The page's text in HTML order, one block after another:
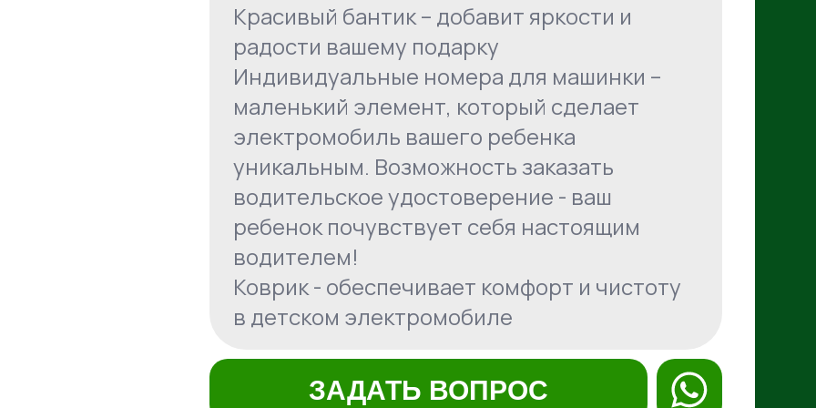
Красивый бантик – добавит яркости и
радости вашему подарку
Индивидуальные номера для машинки –
маленький элемент, который сделает
электромобиль вашего ребенка
уникальным. Возможность заказать
водительское удостоверение - ваш
ребенок почувствует себя настоящим
водителем!
Коврик - обеспечивает комфорт и чистоту
в детском электромобиле
ЗАДАТЬ ВОПРОС